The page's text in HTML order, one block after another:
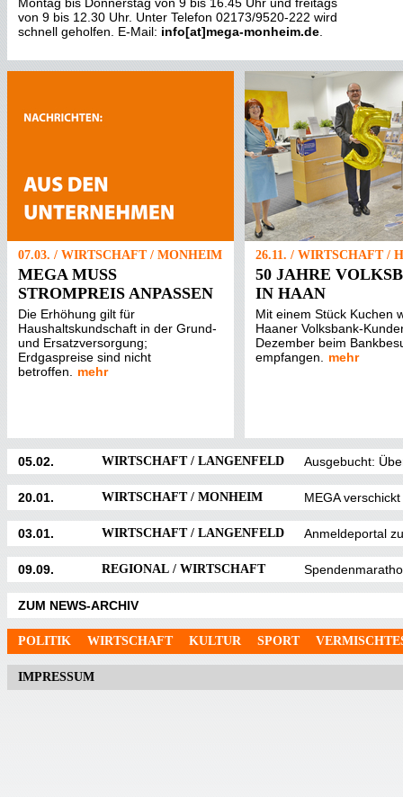
von 9 bis 12.30 Uhr. Unter Telefon 02173/9520-222 wird
schnell geholfen. E-Mail: info[at]mega-monheim.de
07.03. / WIRTSCHAFT / MONHEIM
MEGA MUSS
STROMPREIS ANPASSEN
Die Erhöhung gilt für
Haushaltskundschaft in der Grund-
und Ersatzversorgung;
Erdgaspreise sind nicht
betroffen.
mehr
26.11. / WIRTSCHAFT /
50 JAHRE
IN HAAN
Mit einem Stück Kuchen
Haaner Volksbank-
Dezember beim
empfangen.
mehr
05.02. WIRTSCHAFT / LANGENFELD Ausgebucht:
20.01. WIRTSCHAFT / MONHEIM MEGA
03.01. WIRTSCHAFT / LANGENFELD Anmeldeportal
09.09. REGIONAL / WIRTSCHAFT
ZUM NEWS-ARCHIV
POLITIK WIRTSCHAFT KULTUR SPORT
IMPRESSUM